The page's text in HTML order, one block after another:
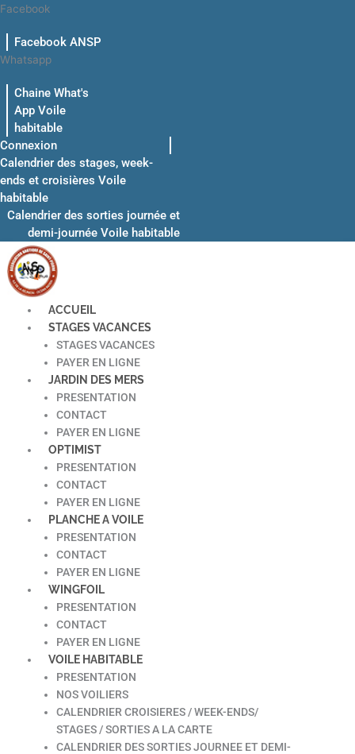
Aller
contenu
Facebook
Facebook ANSP
Whatsapp
Chaine What's
App Voile
habitable
Connexion
Calendrier des stages, week-
ends et croisières Voile
habitable
Calendrier des sorties journée et
demi-journée Voile habitable
ACCUEIL
STAGES VACANCES
STAGES VACANCES
PAYER EN LIGNE
JARDIN DES MERS
PRESENTATION
CONTACT
PAYER EN LIGNE
OPTIMIST
PRESENTATION
CONTACT
PAYER EN LIGNE
PLANCHE A VOILE
PRESENTATION
CONTACT
PAYER EN LIGNE
WINGFOIL
PRESENTATION
CONTACT
PAYER EN LIGNE
VOILE HABITABLE
PRESENTATION
NOS VOILIERS
CALENDRIER CROISIERES / WEEK-ENDS/
STAGES / SORTIES A LA CARTE
CALENDRIER DES SORTIES JOURNEE ET DEMI-